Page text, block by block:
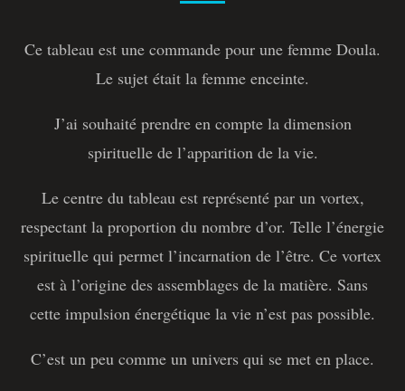
Ce tableau est une commande pour une femme Doula.
Le sujet était la femme enceinte.
J’ai souhaité prendre en compte la dimension
spirituelle de l’apparition de la vie.
Le centre du tableau est représenté par un vortex,
respectant la proportion du nombre d’or. Telle l’énergie
spirituelle qui permet l’incarnation de l’être. Ce vortex
est à l’origine des assemblages de la matière. Sans
cette impulsion énergétique la vie n’est pas possible.
C’est un peu comme un univers qui se met en place.